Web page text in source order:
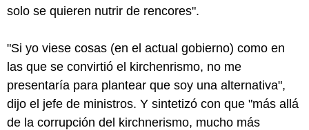
solo se quieren nutrir de rencores".
"Si yo viese cosas (en el actual gobierno) como en
las que se convirtió el kirchenrismo, no me
presentaría para plantear que soy una alternativa",
dijo el jefe de ministros. Y sintetizó con que "más allá
de la corrupción del kirchnerismo, mucho más